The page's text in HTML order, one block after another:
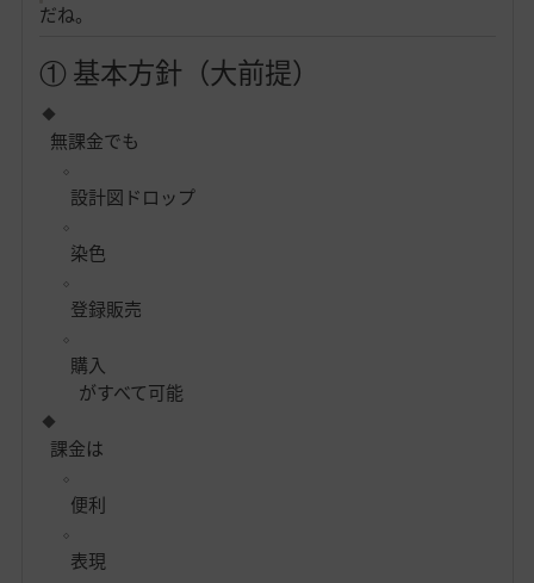
だね。
① 基本方針（大前提）
無課金でも
設計図ドロップ
染色
登録販売
購入
がすべて可能
課金は
便利
表現